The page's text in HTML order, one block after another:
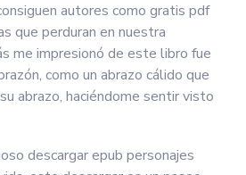
autores como gratis pdf
que perduran en nuestra
me impresionó de este libro fue
como un abrazo cálido que
abrazo, haciéndome sentir visto
descargar epub personajes